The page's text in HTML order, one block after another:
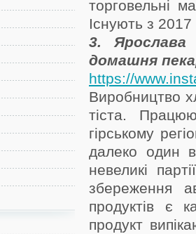
торговельні
Існують з 2017
3. Ярослава
домашня
https://
Виробництво
тіста.
гірському
далеко один
невеликі
збереження
продуктів є
продукт